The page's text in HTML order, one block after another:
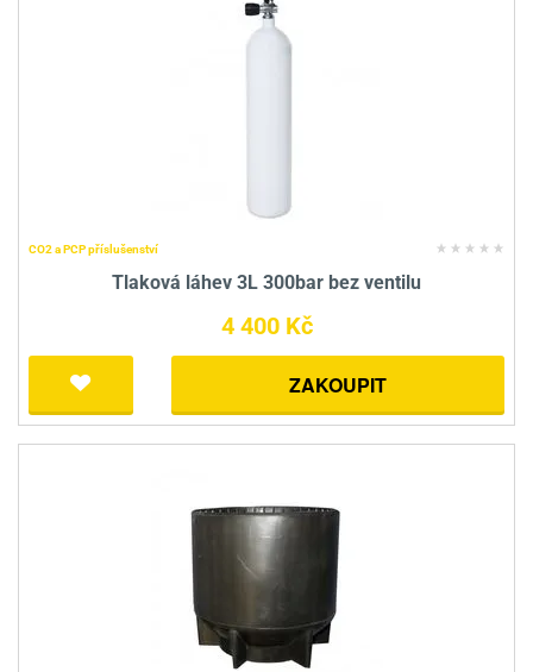
CO2 a PCP příslušenství
Tlaková láhev 3L 300bar bez ventilu
4 400 Kč
ZAKOUPIT